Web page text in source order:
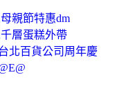
親節特惠dm
層蛋糕外帶
北百貨公司周年慶